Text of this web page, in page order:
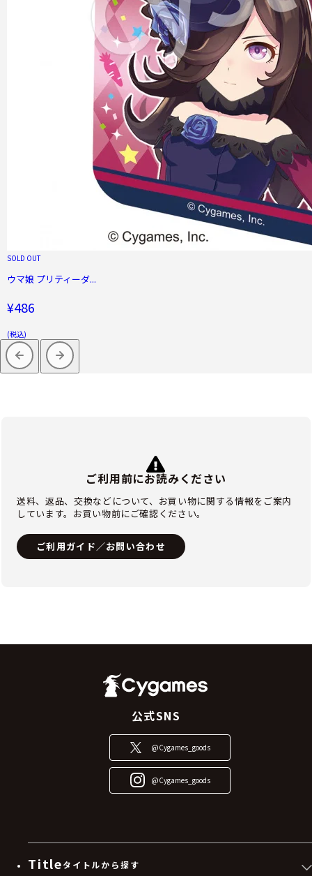
SOLD OUT
ウマ娘 プリティーダ...
¥486
(税込)
ご利用前にお読みください
送料、返品、交換などについて、お買い物に関する情報をご案内
しています。お買い物前にご確認ください。
ご利用ガイド／お問い合わせ
公式SNS
@Cygames_goods
@Cygames_goods
Titleタイトルから探す